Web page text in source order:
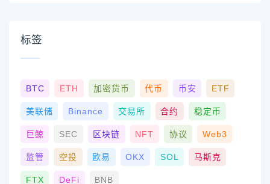
标签
BTC ETH 加密货币 代币 币安 ETF
美联储 Binance 交易所 合约 稳定币
巨鲸 SEC 区块链 NFT 协议 Web3
监管 空投 欧易 OKX SOL 马斯克
FTX DeFi BNB